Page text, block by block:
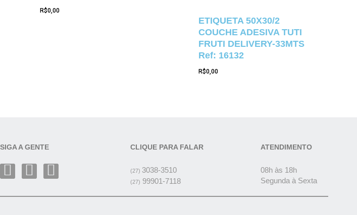
R$0,00
ETIQUETA 50X30/2
COUCHE ADESIVA TUTI
FRUTI DELIVERY-33MTS
Ref: 16132
R$0,00
SIGA A GENTE CLIQUE PARA FALAR
(27) 3038-3510
(27) 99901-7118
ATENDIMENTO
08h às 18h
Segunda à Sexta